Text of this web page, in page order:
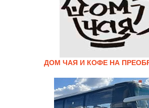
ДОМ ЧАЯ И КОФЕ НА